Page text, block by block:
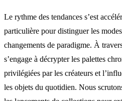
Le rythme des tendances s’est
particulière pour distinguer les
changements de paradigme. À
s’engage à décrypter les palettes
privilégiées par les créateurs et
les objets du quotidien. Nous